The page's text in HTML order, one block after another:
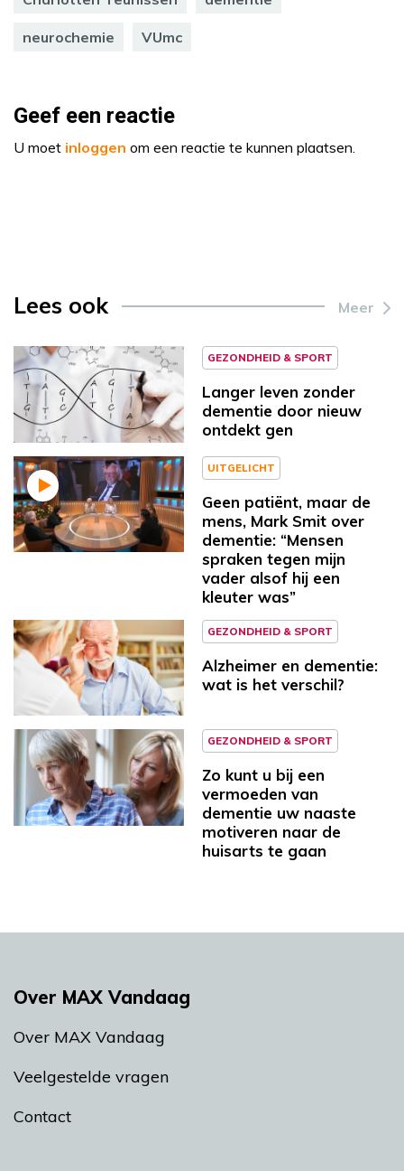
neurochemie VUmc
Geef een reactie
U moet inloggen om een reactie te kunnen plaatsen.
Lees ook Meer
GEZONDHEID & SPORT
Langer leven zonder
dementie door nieuw
ontdekt gen
UITGELICHT
Geen patiënt, maar de
mens, Mark Smit over
dementie: “Mensen
spraken tegen mijn
vader alsof hij een
kleuter was”
GEZONDHEID & SPORT
Alzheimer en dementie:
wat is het verschil?
GEZONDHEID & SPORT
Zo kunt u bij een
vermoeden van
dementie uw naaste
motiveren naar de
huisarts te gaan
Over MAX Vandaag
Over MAX Vandaag
Veelgestelde vragen
Contact